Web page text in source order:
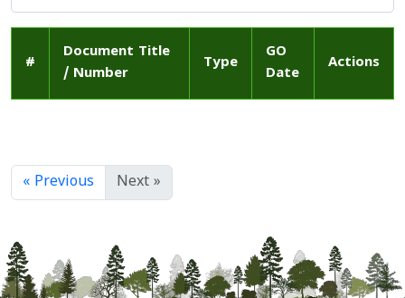
#
Document Title
/ Number
Type
GO
Date
Actions
« Previous Next »